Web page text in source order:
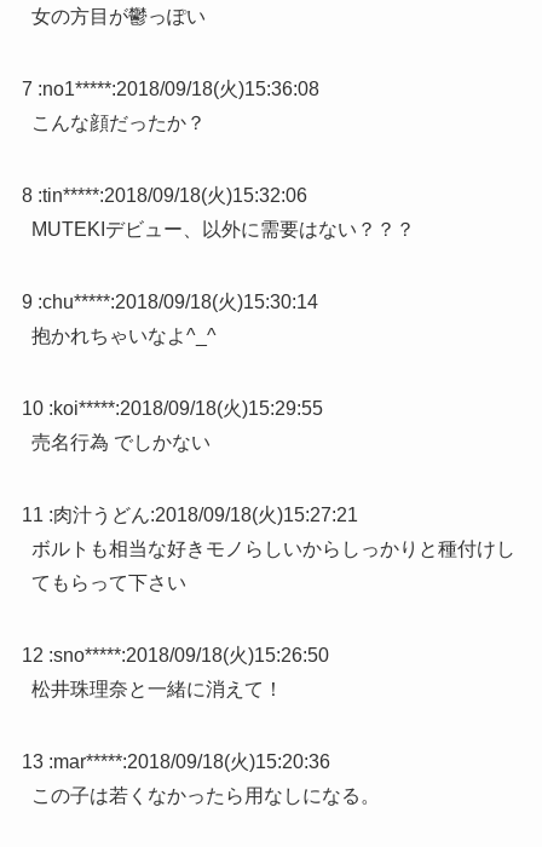
女の方目が鬱っぽい
7 :no1*****:2018/09/18(火)15:36:08
こんな顔だったか？
8 :tin*****:2018/09/18(火)15:32:06
MUTEKIデビュー、以外に需要はない？？？
9 :chu*****:2018/09/18(火)15:30:14
抱かれちゃいなよ^_^
10 :koi*****:2018/09/18(火)15:29:55
売名行為 でしかない
11 :肉汁うどん:2018/09/18(火)15:27:21
ボルトも相当な好きモノらしいからしっかりと種付けし
てもらって下さい
12 :sno*****:2018/09/18(火)15:26:50
松井珠理奈と一緒に消えて！
13 :mar*****:2018/09/18(火)15:20:36
この子は若くなかったら用なしになる。